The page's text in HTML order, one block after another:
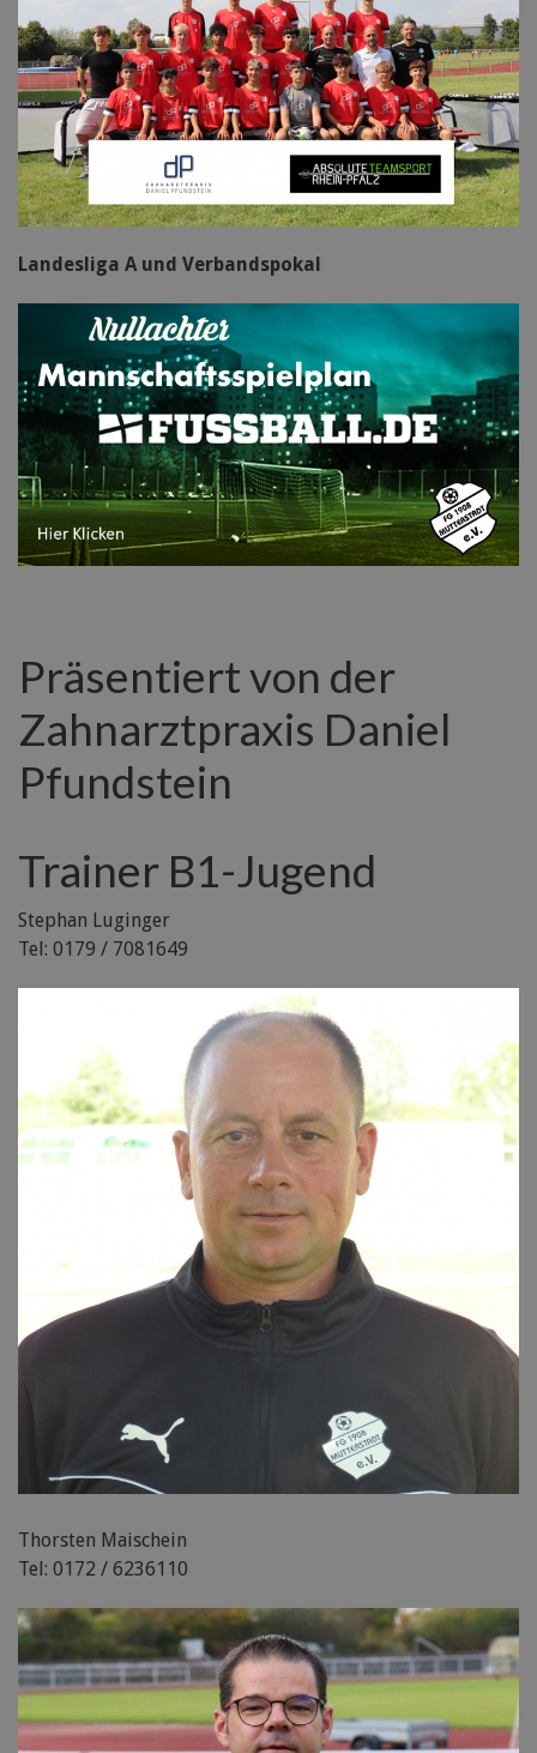
Landesliga A und Verbandspokal
Präsentiert von der
Zahnarztpraxis Daniel
Pfundstein
Trainer B1-Jugend
Stephan Luginger
Tel: 0179 / 7081649
Thorsten Maischein
Tel: 0172 / 6236110